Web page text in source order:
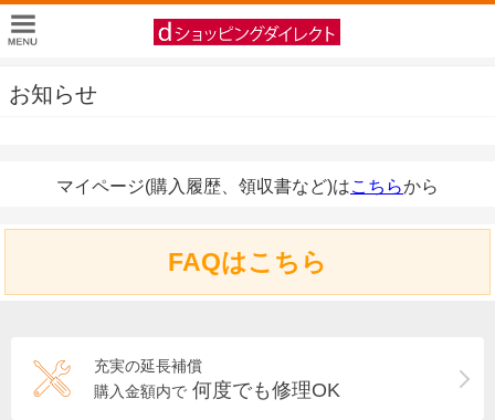
お知らせ
マイページ(購入履歴、領収書など)はこちらから
FAQはこちら
充実の延長補償
購入金額内で 何度でも修理OK